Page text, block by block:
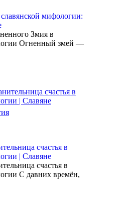
мифологии:
Змия в
Огненный змей —
счастья в
| Славяне
счастья в
С давних времён,